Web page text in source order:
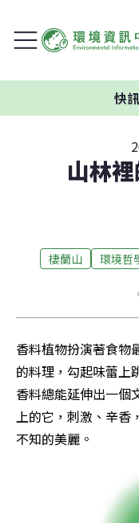
快訊風
山林
棲蘭山 環境哲
香料植物扮演著食物
的料理，勾起味蕾上
香料總能延伸出一個
上的它，刺激、辛香
不知的美麗。